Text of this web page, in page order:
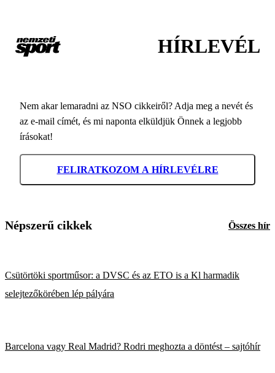
HÍRLEVÉL
Nem akar lemaradni az NSO cikkeiről? Adja meg a nevét és
az e-mail címét, és mi naponta elküldjük Önnek a legjobb
írásokat!
FELIRATKOZOM A HÍRLEVÉLRE
Népszerű cikkek Összes hír
Csütörtöki sportműsor: a DVSC és az ETO is a Kl harmadik
selejtezőkörében lép pályára
Barcelona vagy Real Madrid? Rodri meghozta a döntést – sajtóhír